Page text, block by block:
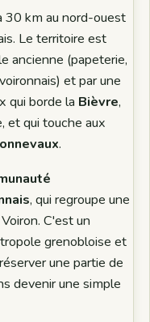
30 km au nord-ouest
Le territoire est
ancienne (papeterie,
et par une
qui borde la Bièvre,
et qui touche aux
.
, qui regroupe une
C'est un
grenobloise et
une partie de
devenir une simple